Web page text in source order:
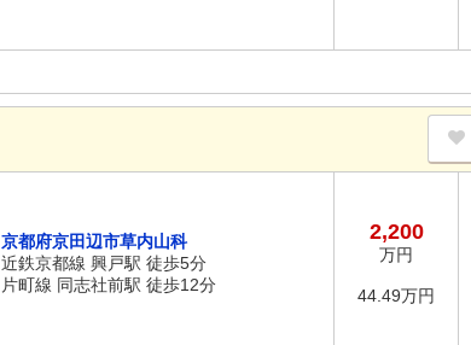
京都府京田辺市草内山科
近鉄京都線 興戸駅 徒歩5分
片町線 同志社前駅 徒歩12分
2,200
万円
44.49万円